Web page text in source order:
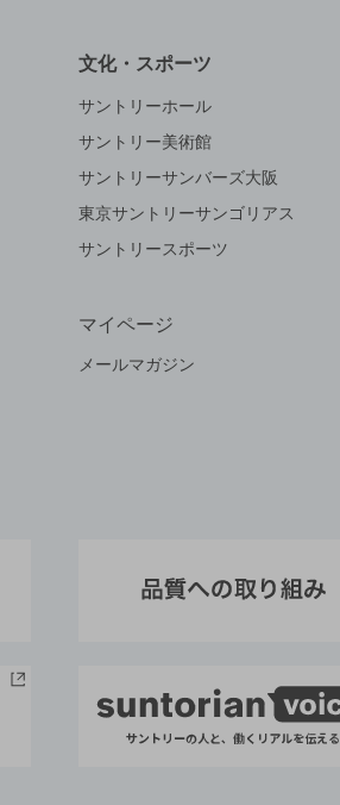
文化・スポーツ
サントリーホール
サントリー美術館
サントリーサンバーズ大阪
東京サントリーサンゴリアス
サントリースポーツ
マイページ
メールマガジン